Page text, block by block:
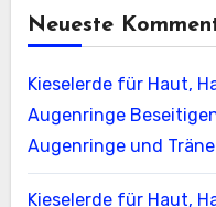
Neueste
Kieselerde für Haut,
Augenringe
Augenringe und
Kieselerde für Haut,